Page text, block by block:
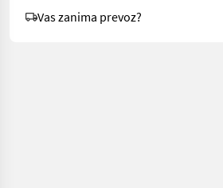
Vas zanima prevoz?